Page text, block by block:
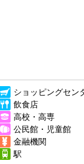
ショッピングセン
飲食店
高校・高専
公民館・児童館
金融機関
駅